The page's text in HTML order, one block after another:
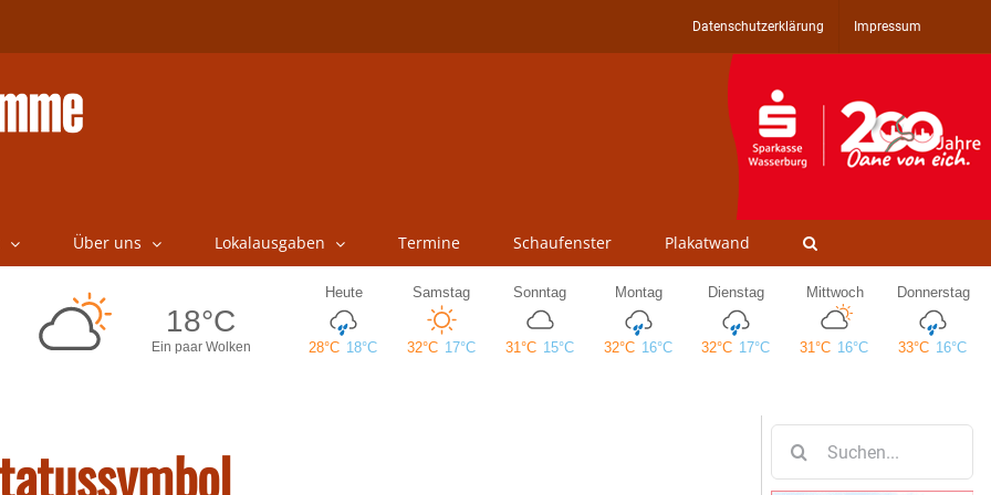
Datenschutzerklärung Impressum
Über uns Lokalausgaben Termine Schaufenster Plakatwand
nach: